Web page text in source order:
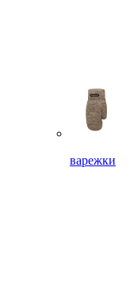
варежки